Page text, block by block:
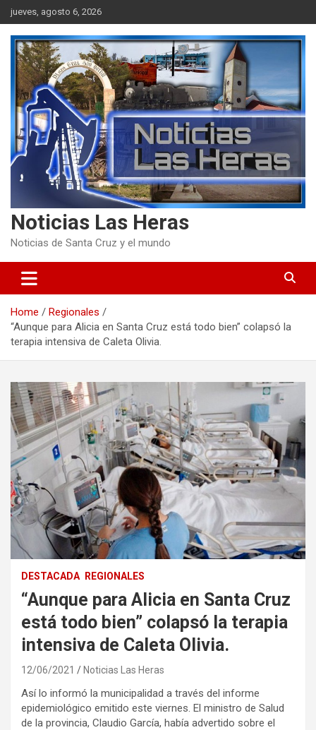
Skip
to
content
jueves, agosto 6, 2026
Noticias Las Heras
Noticias de Santa Cruz y el mundo
Home
Regionales
“Aunque para Alicia en Santa Cruz está todo bien” colapsó la
terapia intensiva de Caleta Olivia.
DESTACADA REGIONALES
“Aunque para Alicia en Santa Cruz
está todo bien” colapsó la terapia
intensiva de Caleta Olivia.
12/06/2021 Noticias Las Heras
Así lo informó la municipalidad a través del informe
epidemiológico emitido este viernes. El ministro de Salud
de la provincia, Claudio García, había advertido sobre el